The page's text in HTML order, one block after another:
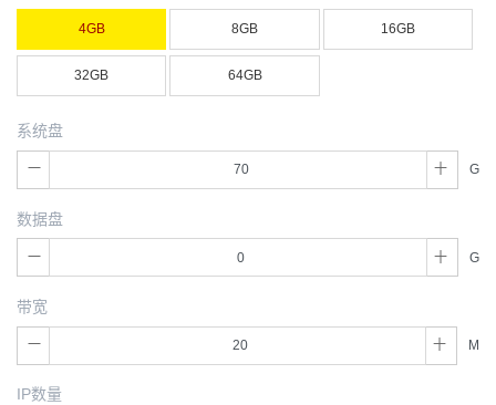
4GB 8GB 16GB
32GB 64GB
系统盘
G
数据盘
G
带宽
M
IP数量